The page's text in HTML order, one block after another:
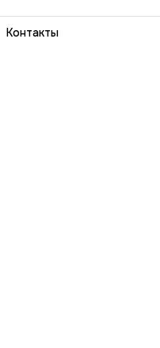
Контакты